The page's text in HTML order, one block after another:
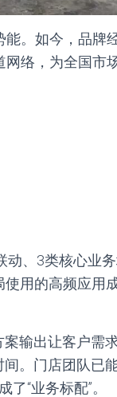
。如今，品牌
络，为全国市
、3类核心业
用的高频应用
输出让客户需
。门店团队已
“业务标配”。